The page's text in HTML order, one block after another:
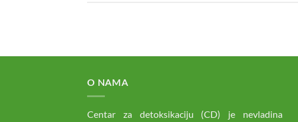
O NAMA
Centar za detoksikaciju (CD) je nevladina